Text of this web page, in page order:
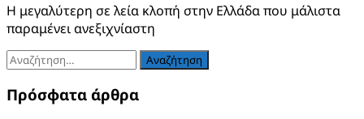
Η μεγαλύτερη σε λεία κλοπή στην Ελλάδα που μάλιστα
παραμένει ανεξιχνίαστη
Αναζήτηση
για:
Πρόσφατα άρθρα